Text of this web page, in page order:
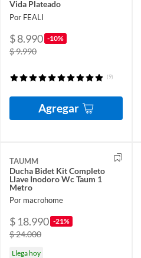
Vida Plateado
Por FEALI
$ 8.990 -10%
$ 9.990
(9)
Agregar
TAUMM
Ducha Bidet Kit Completo
Llave Inodoro Wc Taum 1
Metro
Por macrohome
$ 18.990 -21%
$ 24.000
Llega hoy